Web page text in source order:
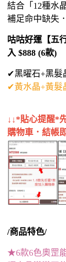
結合「12種水
補足命中缺失
咕咕好運【五
入 $888 (6款)
✔黑曜石+黑髮
✔黃水晶+黃髮
↓↓*貼心提醒*
購物車．結帳
/商品特色/
★6款6色奧罡